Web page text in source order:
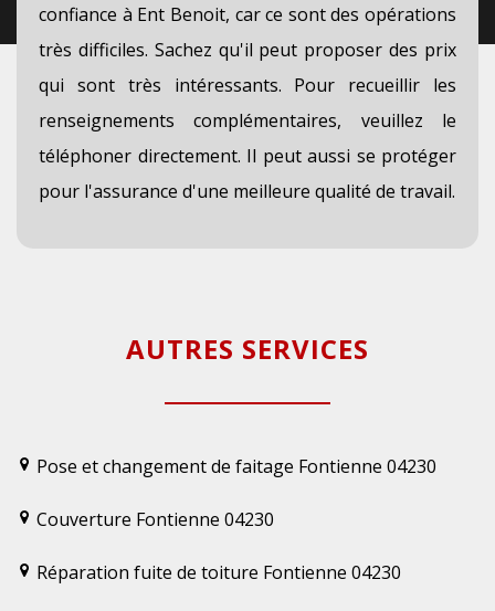
confiance à Ent Benoit, car ce sont des opérations
très difficiles. Sachez qu'il peut proposer des prix
qui sont très intéressants. Pour recueillir les
renseignements complémentaires, veuillez le
téléphoner directement. Il peut aussi se protéger
pour l'assurance d'une meilleure qualité de travail.
AUTRES SERVICES
Pose et changement de faitage Fontienne 04230
Couverture Fontienne 04230
Réparation fuite de toiture Fontienne 04230